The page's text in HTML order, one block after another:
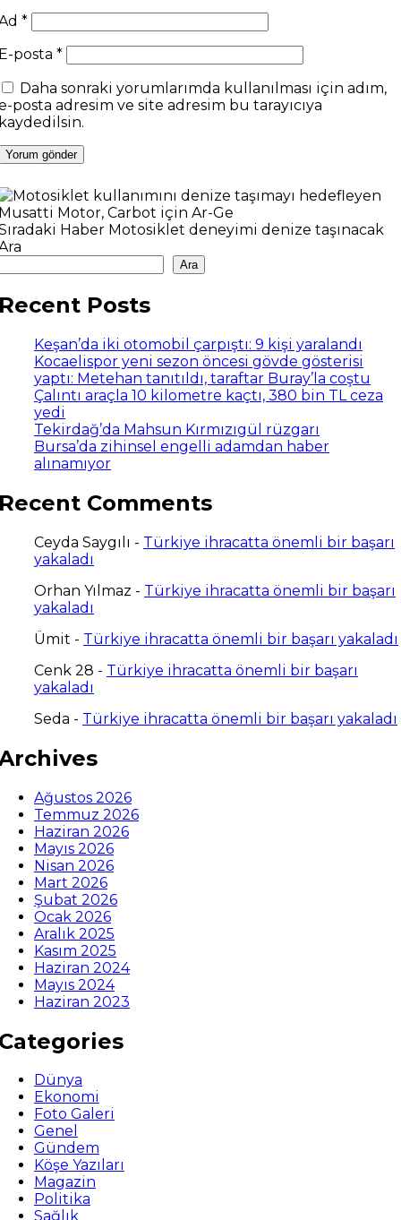
*
posta *
Daha sonraki yorumlarımda kullanılması için adım,
posta adresim ve site adresim bu tarayıcıya
Haber Motosiklet deneyimi denize taşınacak
Ara
Posts
Keşan’da iki otomobil çarpıştı: 9 kişi yaralandı
Kocaelispor yeni sezon öncesi gövde gösterisi
yaptı: Metehan tanıtıldı, taraftar Buray’la coştu
Çalıntı araçla 10 kilometre kaçtı, 380 bin TL ceza
yedi
Tekirdağ’da Mahsun Kırmızıgül rüzgarı
Bursa’da zihinsel engelli adamdan haber
alınamıyor
Comments
Ceyda Saygılı - Türkiye ihracatta önemli bir başarı
yakaladı
Orhan Yılmaz - Türkiye ihracatta önemli bir başarı
yakaladı
Ümit - Türkiye ihracatta önemli bir başarı yakaladı
Cenk 28 - Türkiye ihracatta önemli bir başarı
yakaladı
Seda - Türkiye ihracatta önemli bir başarı yakaladı
Ağustos 2026
Temmuz 2026
Haziran 2026
Mayıs 2026
Nisan 2026
Mart 2026
Şubat 2026
Ocak 2026
Aralık 2025
Kasım 2025
Haziran 2024
Mayıs 2024
Haziran 2023
Dünya
Ekonomi
Foto Galeri
Genel
Gündem
Köşe Yazıları
Magazin
Politika
Sağlık